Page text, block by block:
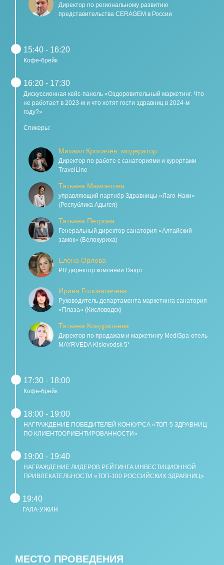
Директор по региональному развитию
представительства CERAGEM в России
15:40 - 16:20
Кофе-брейк
16:20 - 17:30
Дискуссионная кейс-панель «Оздоровительный маркетинг. Что
не работает в 2023-м и что хотят гости здравниц в 2024-м
году?»
Спикеры:
Михаил Кропачёв, модератор
Директор по работе с санаториями и курортами
TravelLine
Татьяна Мамонтова
управляющий партнёр Здравницы «Лаго-Наки»
(Республика Адыгея)
Татьяна Петрова
Генеральный директор санатория «Алтайский
замок» (Белокуриха)
Елена Орлова
PR директор компании Daigo
Ирина Головасечева
Руководитель департамента маркетинга санатория
«Плаза» (Кисловодск)
Татьяна Кондратьева
Директор по продажам и маркетингу MediSpa-отель
MAYRVEDA Kislovodsk 5*
17:30 - 18:00
Кофе-брейк
18:00 - 19:00
НАГРАЖДЕНИЕ ПОБЕДИТЕЛЕЙ КОНКУРСА «ТОП-5 ЗДРАВНИЦ
ПО КЛИЕНТООРИЕНТИРОВАННОСТИ»
19:00 - 19:40
НАГРАЖДЕНИЕ ЛИДЕРОВ РЕЙТИНГА ИНВЕСТИЦИОННОЙ
ПРИВЛЕКАТЕЛЬНОСТИ «ТОП-100 РОССИЙСКИХ ЗДРАВНИЦ»
19:40
ГАЛА-УЖИН
МЕСТО ПРОВЕДЕНИЯ